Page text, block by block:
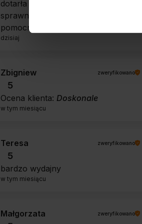
dotarła cała i zdrowa. Szybko,
sprawnie, bez problemów. Bardzo
pomocna obsługa klienta.
dzisiaj
Zbigniew zweryfikowano
5
Ocena klienta: Doskonale
w tym miesiącu
Teresa zweryfikowano
5
bardzo wydajny
w tym miesiącu
Małgorzata zweryfikowano